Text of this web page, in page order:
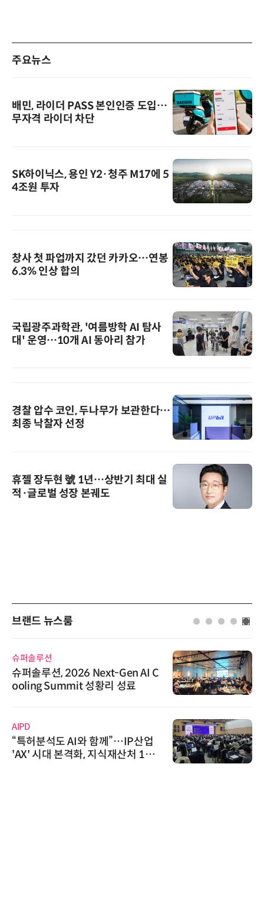
주요뉴스
배민, 라이더 PASS 본인인증 도입…
무자격 라이더 차단
SK하이닉스, 용인 Y2·청주 M17에 5
4조원 투자
창사 첫 파업까지 갔던 카카오…연봉
6.3% 인상 합의
국립광주과학관, '여름방학 AI 탐사
대' 운영…10개 AI 동아리 참가
경찰 압수 코인, 두나무가 보관한다…
최종 낙찰자 선정
휴젤 장두현 號 1년…상반기 최대 실
적·글로벌 성장 본궤도
브랜드 뉴스룸
슈퍼솔루션
슈퍼솔루션, 2026 Next-Gen AI C
ooling Summit 성황리 성료
AIPD
“특허분석도 AI와 함께”…IP산업
'AX' 시대 본격화, 지식재산처 1호